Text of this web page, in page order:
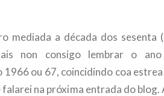
mediada a década dos sesenta
non consigo lembrar o ano
ou 67, coincidindo coa estrea
na próxima entrada do blog.